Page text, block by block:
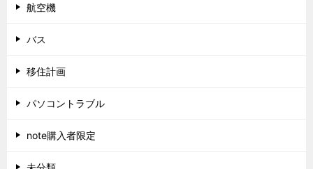
航空機
バス
移住計画
パソコントラブル
note購入者限定